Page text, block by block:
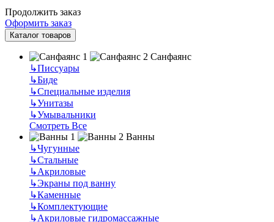
Продолжить заказ
Оформить заказ
Каталог товаров
Санфаянс
↳Писсуары
↳Биде
↳Специальные изделия
↳Унитазы
↳Умывальники
Смотреть Все
Ванны
↳Чугунные
↳Стальные
↳Акриловые
↳Экраны под ванну
↳Каменные
↳Комплектующие
↳Акриловые гидромассажные